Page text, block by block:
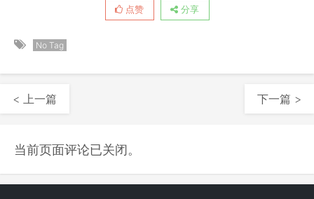
点赞 分享
No Tag
< 上一篇 下一篇 >
当前页面评论已关闭。